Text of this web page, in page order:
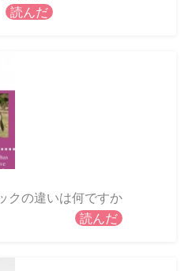
読んだ
クの違いは何ですか
読んだ